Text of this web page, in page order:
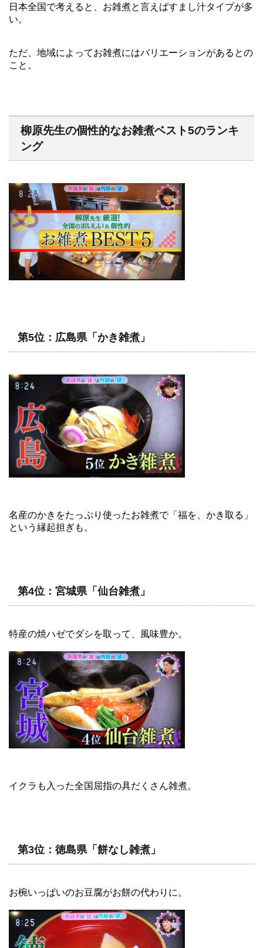
日本全国で考えると、お雑煮と言えばすまし汁タイプが多
い。
ただ、地域によってお雑煮にはバリエーションがあるとの
こと。
柳原先生の個性的なお雑煮ベスト5のランキ
ング
第5位：広島県「かき雑煮」
名産のかきをたっぷり使ったお雑煮で「福を、かき取る」
という縁起担ぎも。
第4位：宮城県「仙台雑煮」
特産の焼ハゼでダシを取って、風味豊か。
イクラも入った全国屈指の具だくさん雑煮。
第3位：徳島県「餅なし雑煮」
お椀いっぱいのお豆腐がお餅の代わりに。